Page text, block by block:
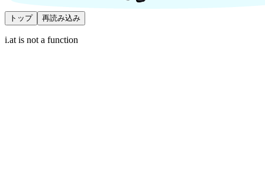
トップ 再読み込み
i.at is not a function